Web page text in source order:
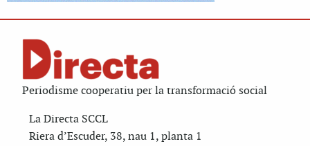
Periodisme cooperatiu per la transformació social
La Directa SCCL
Riera d’Escuder, 38, nau 1, planta 1